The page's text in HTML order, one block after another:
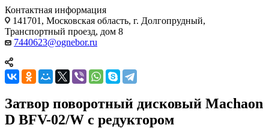
Контактная информация
141701, Московская область, г. Долгопрудный,
Транспортный проезд, дом 8
7440623@ognebor.ru
Затвор поворотный дисковый Machaon
D BFV-02/W с редуктором